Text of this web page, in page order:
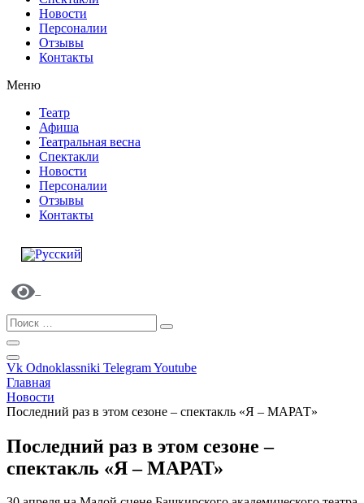
Новости
Персоналии
Отзывы
Контакты
Меню
Театр
Афиша
Театральная весна
Спектакли
Новости
Персоналии
Отзывы
Контакты
Vk Odnoklassniki TelegramYoutube
Главная
Новости
Последний раз в этом сезоне – спектакль «Я – МАРАТ»
Последний раз в этом сезоне –
спектакль «Я – МАРАТ»